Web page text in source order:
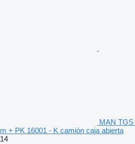
MAN
m + PK 16001 - K camión caja abierta
14